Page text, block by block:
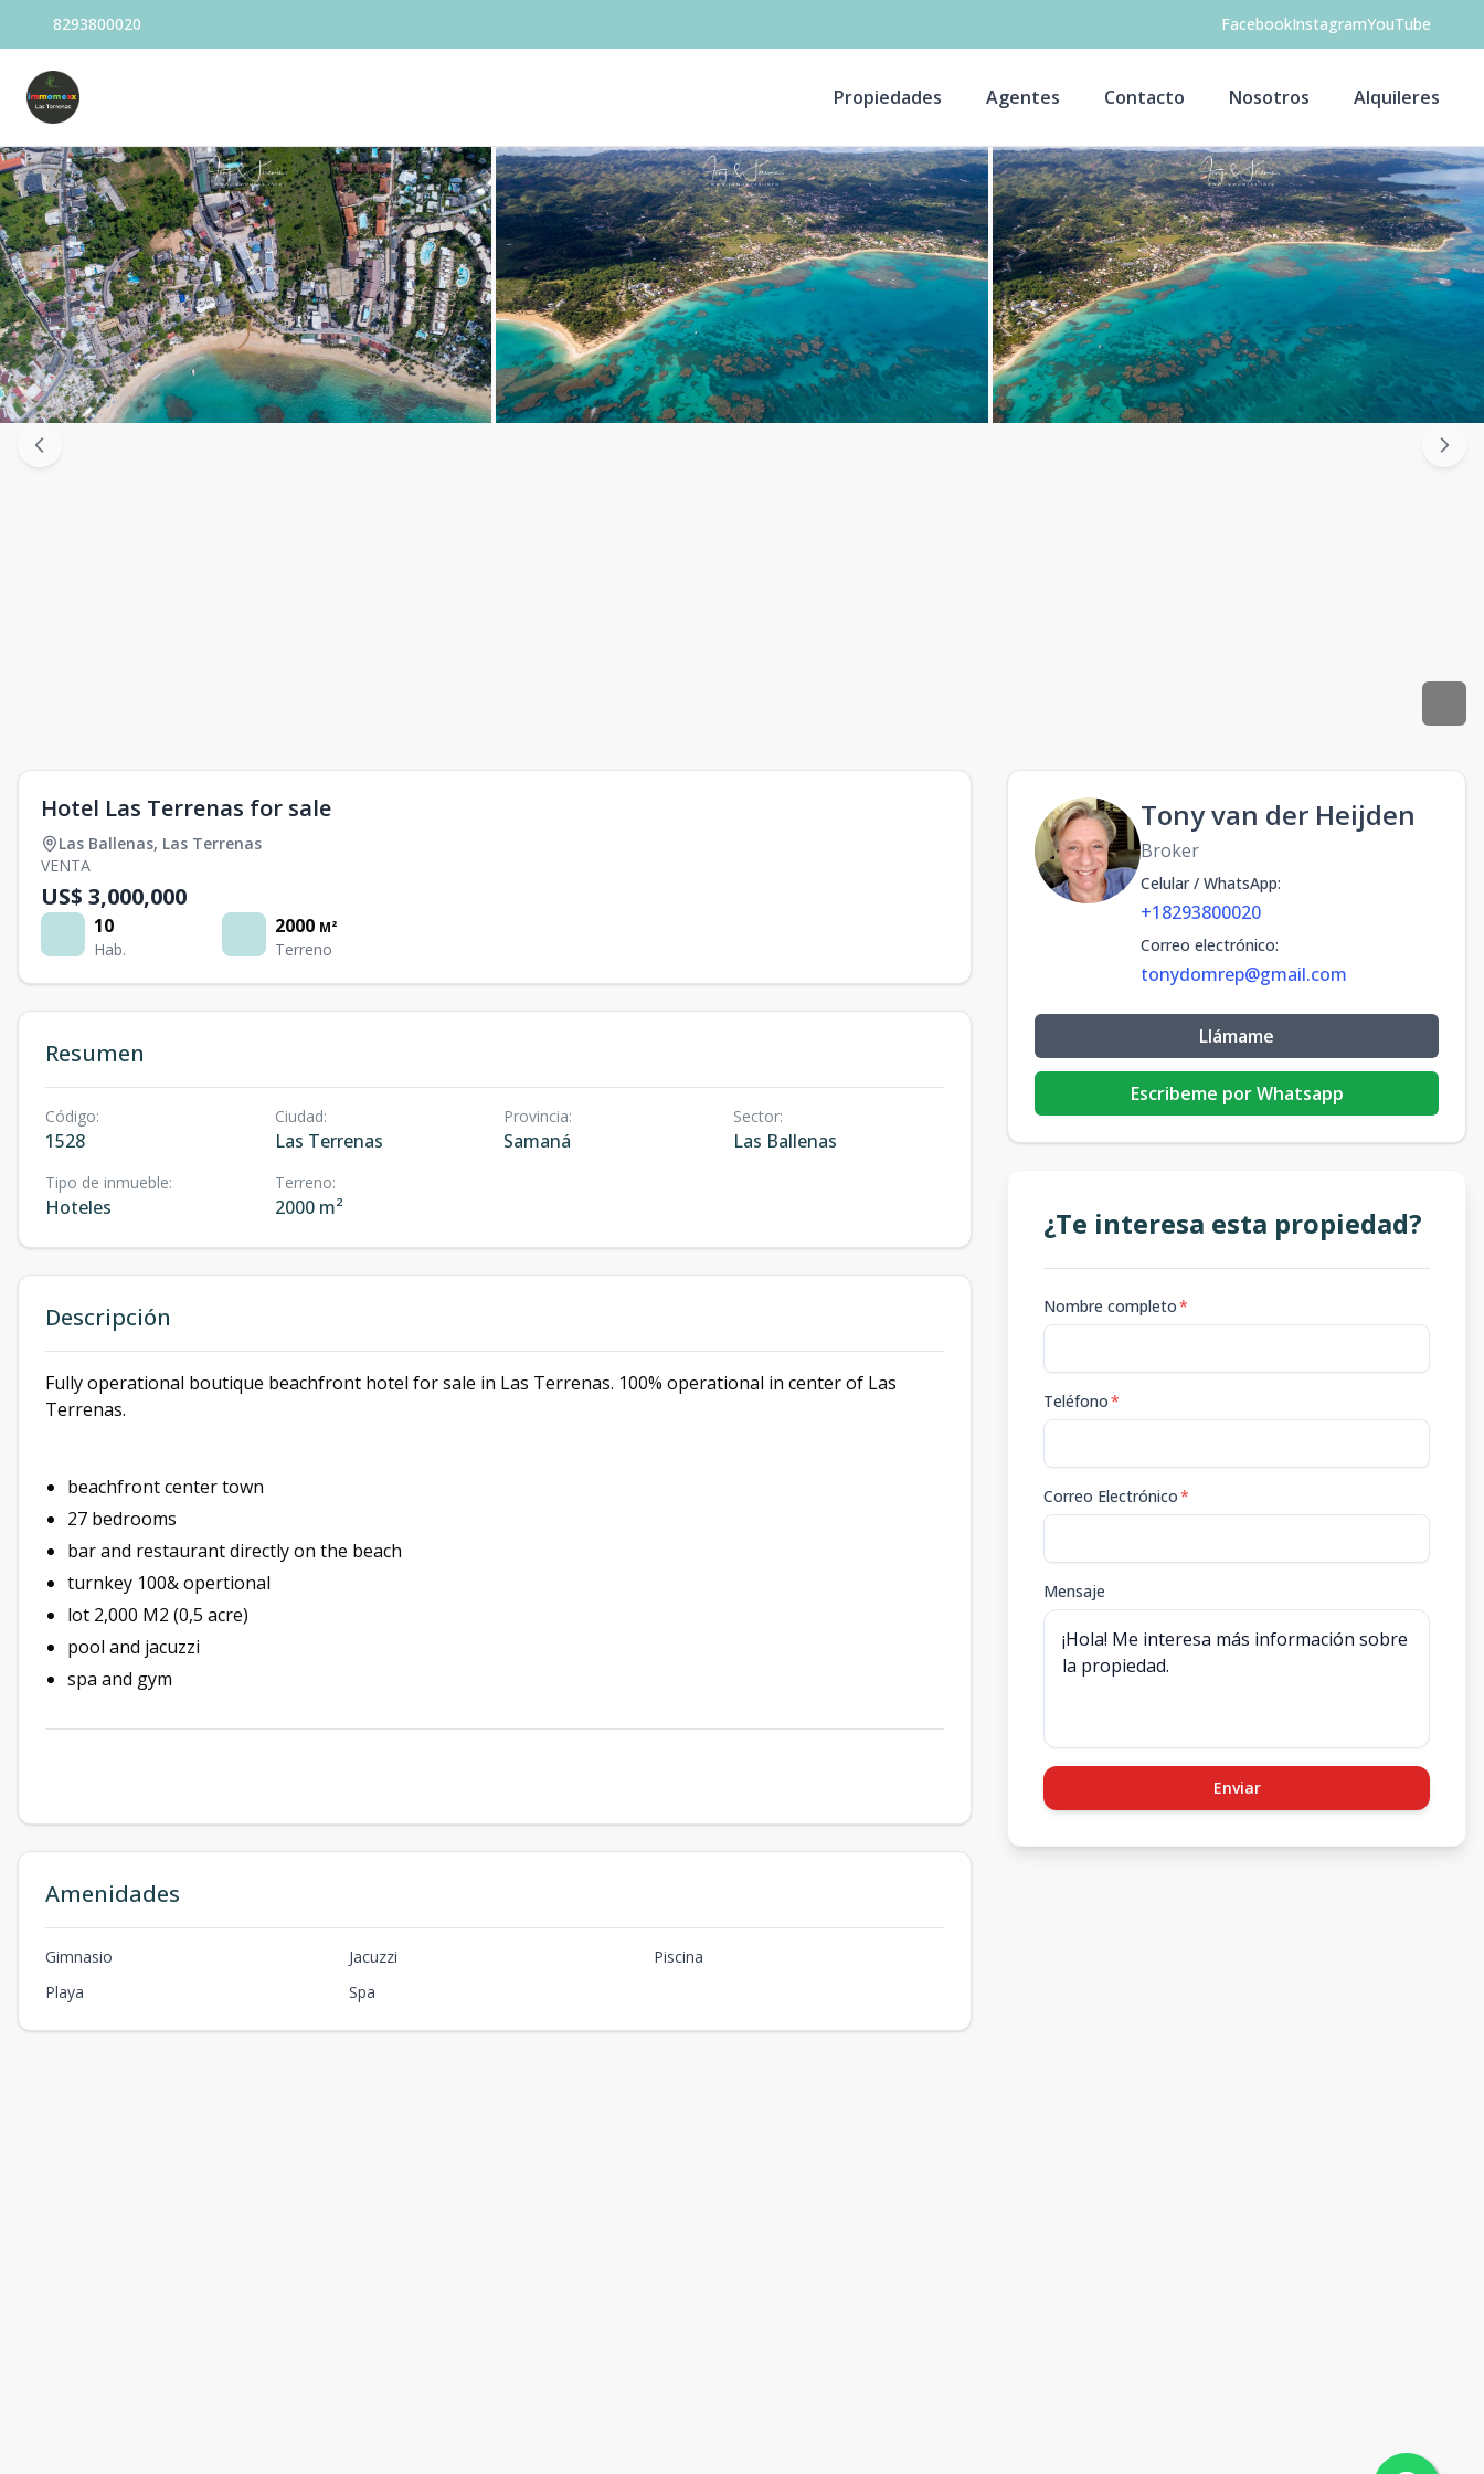
8293800020 FacebookInstagramYouTube
Propiedades Agentes Contacto Nosotros Alquileres
Hotel Las Terrenas for sale
Las Ballenas, Las Terrenas
VENTA
US$ 3,000,000
10
Hab.
2000 M²
Terreno
Resumen
Código:
1528
Ciudad:
Las Terrenas
Provincia:
Samaná
Sector:
Las Ballenas
Tipo de inmueble:
Hoteles
Terreno:
2000 m²
Descripción
Fully operational boutique beachfront hotel for sale in Las Terrenas. 100% operational in center of Las
Terrenas.
beachfront center town
27 bedrooms
bar and restaurant directly on the beach
turnkey 100& opertional
lot 2,000 M2 (0,5 acre)
pool and jacuzzi
spa and gym
Amenidades
Gimnasio Jacuzzi
Piscina
Playa
Spa
Tony van der Heijden
Broker
Celular / WhatsApp:
+18293800020
Correo electrónico:
tonydomrep@gmail.com
Llámame
Escribeme por Whatsapp
¿Te interesa esta propiedad?
Nombre completo*
Teléfono*
Correo Electrónico*
Mensaje
Enviar